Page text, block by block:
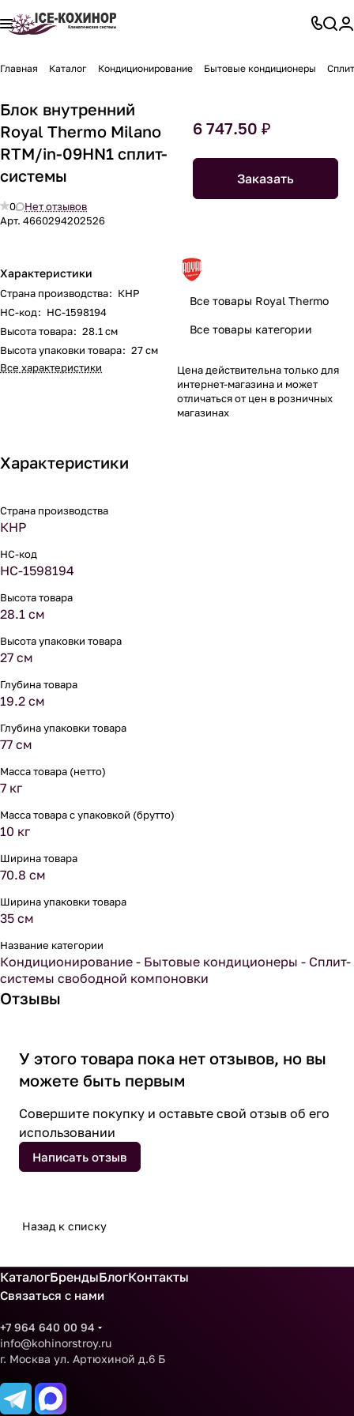
Главная Каталог Кондиционирование Бытовые кондиционеры
Блок внутренний
Royal Thermo Milano
RTM/in-09HN1 сплит-
системы
0
Нет отзывов
Арт. 4660294202526
Характеристики
Страна производства: КНР
НС-код: НС-1598194
Высота товара: 28.1 см
Высота упаковки товара: 27 см
Все характеристики
6 747.50 ₽
Заказать
Все товары Royal Thermo
Все товары категории
Цена действительна только для
интернет-магазина и может
отличаться от цен в розничных
магазинах
Характеристики
Страна производства
КНР
НС-код
НС-1598194
Высота товара
28.1 см
Высота упаковки товара
27 см
Глубина товара
19.2 см
Глубина упаковки товара
77 см
Масса товара (нетто)
7 кг
Масса товара с упаковкой (брутто)
10 кг
Ширина товара
70.8 см
Ширина упаковки товара
35 см
Название категории
Кондиционирование - Бытовые кондиционеры - Сплит-
системы свободной компоновки
Отзывы
У этого товара пока нет отзывов, но вы
можете быть первым
Совершите покупку и оставьте свой отзыв об его
использовании
Написать отзыв
Назад к списку
КаталогБрендыБлогКонтакты
Связаться с нами
+7 964 640 00 94
info@kohinorstroy.ru
г. Москва ул. Артюхиной д.6 Б